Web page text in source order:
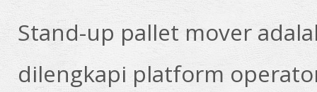
Stand-up pallet mover
dilengkapi platform